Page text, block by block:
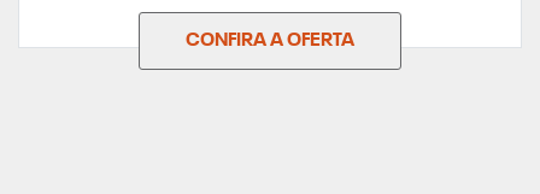
CONFIRA A OFERTA